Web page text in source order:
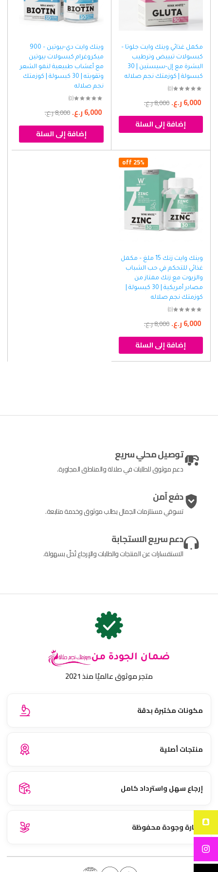
مكمل غذائي وينك وايت جلوتا –
كبسولات تبييض وترطيب
البشرة مع إل-سيستين | 30
كبسولة | كوزمتك نجم صلاله
(0)
8,000ر.ع. 6,000ر.ع.
إضافة إلى السلة
وينك وايت دي-بيوتين – 900
ميكروغرام كبسولات بيوتين
مع أعشاب طبيعية لنمو الشعر
وتقويته | 30 كبسولة | كوزمتك
نجم صلاله
(0)
8,000ر.ع. 6,000ر.ع.
إضافة إلى السلة
25% off
وينك وايت زنك 15 ملغ – مكمل
غذائي للتحكم في حب الشباب
والزيوت مع زنك ممتاز من
مصادر أمريكية | 30 كبسولة |
كوزمتك نجم صلاله
(0)
8,000ر.ع. 6,000ر.ع.
إضافة إلى السلة
توصيل محلي سريع
دعم موثوق للطلبات في صلالة والمناطق المجاورة.
دفع آمن
تسوقي مستلزمات الجمال بطلب موثوق وخدمة متابعة.
دعم سريع الاستجابة
الاستفسارات عن المنتجات والطلبات والإرجاع تُحلّ بسهولة.
ضمان الجودة من
متجر موثوق عالميًا منذ 2021
مكونات مختبرة بدقة
منتجات أصلية
إرجاع سهل واسترداد كامل
نضارة وجودة محفوظة